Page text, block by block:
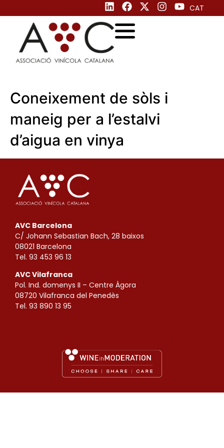
CAT
Coneixement de sòls i
maneig per a l’estalvi
d’aigua en vinya
AVC Barcelona
C/ Johann Sebastian Bach, 28 baixos
08021 Barcelona
Tel. 93 453 96 13
AVC Vilafranca
Pol. Ind. domenys II – Centre Àgora
08720 Vilafranca del Penedès
Tel. 93 890 13 95